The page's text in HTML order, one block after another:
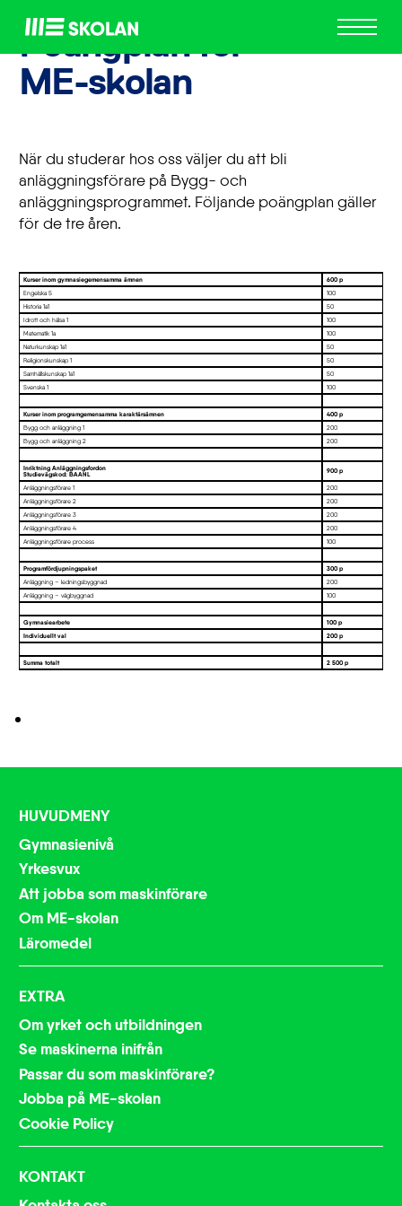
ME
Skolan
Poängplan för
ME-skolan
När du studerar hos oss väljer du att bli
anläggningsförare på Bygg- och
anläggningsprogrammet. Följande poängplan gäller
för de tre åren.
Kurser inom gymnasiegemensamma ämnen
600 p
Engelska 5
100
Historia 1a1
50
Idrott och hälsa 1
100
Matematik 1a
100
Naturkunskap 1a1
50
Religionskunskap 1
50
Samhällskunskap 1a1
50
Svenska 1
100
Kurser inom programgemensamma karaktärsämnen
400 p
Bygg och anläggning 1
200
Bygg och anläggning 2
200
Inriktning Anläggningsfordon
Studievägskod: BAANL 900 p
Anläggningsförare 1
200
Anläggningsförare 2
200
Anläggningsförare 3
200
Anläggningsförare 4
200
Anläggningsförare process
100
Programfördjupningspaket
300 p
Anläggning – ledningsbyggnad
200
Anläggning – vägbyggnad
100
Gymnasiearbete
100 p
Individuellt val
200 p
Summa totalt 2 500 p
HUVUDMENY
Gymnasienivå
Yrkesvux
Att jobba som maskinförare
Om ME-skolan
Läromedel
EXTRA
Om yrket och utbildningen
Se maskinerna inifrån
Passar du som maskinförare?
Jobba på ME-skolan
Cookie Policy
KONTAKT